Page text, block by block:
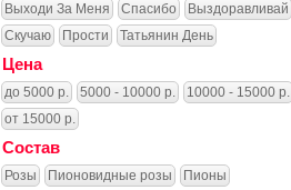
Выходи За Меня
Спасибо
Выздоравливай
Скучаю
Прости Татьянин День
Цена
до 5000 р. 5000 - 10000 р.
10000 - 15000 р.
от 15000 р.
Состав
Розы Пионовидные розы
Пионы